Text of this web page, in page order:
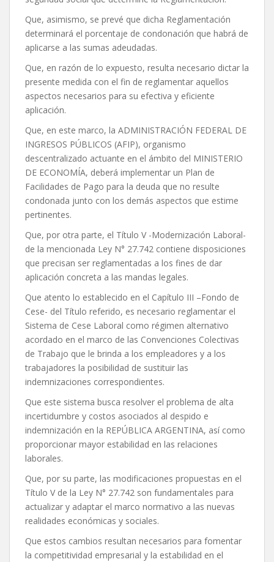
Que, asimismo, se prevé que dicha Reglamentación
determinará el porcentaje de condonación que habrá de
aplicarse a las sumas adeudadas.
Que, en razón de lo expuesto, resulta necesario dictar la
presente medida con el fin de reglamentar aquellos
aspectos necesarios para su efectiva y eficiente
aplicación.
Que, en este marco, la ADMINISTRACIÓN FEDERAL DE
INGRESOS PÚBLICOS (AFIP), organismo
descentralizado actuante en el ámbito del MINISTERIO
DE ECONOMÍA, deberá implementar un Plan de
Facilidades de Pago para la deuda que no resulte
condonada junto con los demás aspectos que estime
pertinentes.
Que, por otra parte, el Título V -Modernización Laboral-
de la mencionada Ley N° 27.742 contiene disposiciones
que precisan ser reglamentadas a los fines de dar
aplicación concreta a las mandas legales.
Que atento lo establecido en el Capítulo III –Fondo de
Cese- del Título referido, es necesario reglamentar el
Sistema de Cese Laboral como régimen alternativo
acordado en el marco de las Convenciones Colectivas
de Trabajo que le brinda a los empleadores y a los
trabajadores la posibilidad de sustituir las
indemnizaciones correspondientes.
Que este sistema busca resolver el problema de alta
incertidumbre y costos asociados al despido e
indemnización en la REPÚBLICA ARGENTINA, así como
proporcionar mayor estabilidad en las relaciones
laborales.
Que, por su parte, las modificaciones propuestas en el
Título V de la Ley N° 27.742 son fundamentales para
actualizar y adaptar el marco normativo a las nuevas
realidades económicas y sociales.
Que estos cambios resultan necesarios para fomentar
la competitividad empresarial y la estabilidad en el